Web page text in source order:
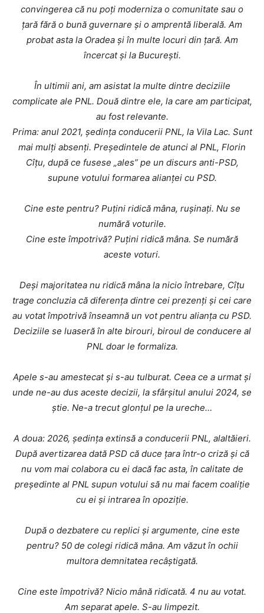
convingerea că nu poți moderniza o comunitate sau o
țară fără o bună guvernare și o amprentă liberală. Am
probat asta la Oradea și în multe locuri din țară. Am
încercat și la București.
În ultimii ani, am asistat la multe dintre deciziile
complicate ale PNL. Două dintre ele, la care am participat,
au fost relevante.
Prima: anul 2021, ședința conducerii PNL, la Vila Lac. Sunt
mai mulți absenți. Președintele de atunci al PNL, Florin
Cîțu, după ce fusese „ales” pe un discurs anti-PSD,
supune votului formarea alianței cu PSD.
Cine este pentru? Puțini ridică mâna, rușinați. Nu se
numără voturile.
Cine este împotrivă? Puțini ridică mâna. Se numără
aceste voturi.
Deși majoritatea nu ridică mâna la nicio întrebare, Cîțu
trage concluzia că diferența dintre cei prezenți și cei care
au votat împotrivă înseamnă un vot pentru alianța cu PSD.
Deciziile se luaseră în alte birouri, biroul de conducere al
PNL doar le formaliza.
Apele s-au amestecat și s-au tulburat. Ceea ce a urmat și
unde ne-au dus aceste decizii, la sfârșitul anului 2024, se
știe. Ne-a trecut glonțul pe la ureche…
A doua: 2026, ședința extinsă a conducerii PNL, alaltăieri.
După avertizarea dată PSD că duce țara într-o criză și că
nu vom mai colabora cu ei dacă fac asta, în calitate de
președinte al PNL supun votului să nu mai facem coaliție
cu ei și intrarea în opoziție.
După o dezbatere cu replici și argumente, cine este
pentru? 50 de colegi ridică mâna. Am văzut în ochii
multora demnitatea recâștigată.
Cine este împotrivă? Nicio mână ridicată. 4 nu au votat.
Am separat apele. S-au limpezit.